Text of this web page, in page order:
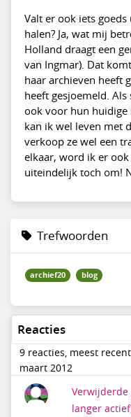
Valt er ook iets
halen? Ja, wat mij
Holland draagt een
van Ingmar). Dat
haar archieven heeft
heeft gesjoemeld.
ook voor hun huidige
kan ik wel leven met
verkoop ze wel een
elkaar, word ik er
uiteindelijk toch om!
Trefwoorden
archief20 blog
Reacties
9 reacties, meest
maart 2012
langer